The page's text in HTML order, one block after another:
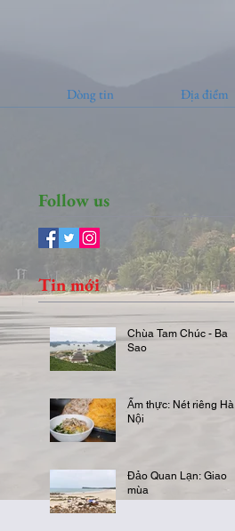
Dòng tin Địa điểm
Follow us
Tin mới
Chùa Tam Chúc - Ba
Sao
Ẩm thực: Nét riêng Hà
Nội
Đảo Quan Lạn: Giao
mùa